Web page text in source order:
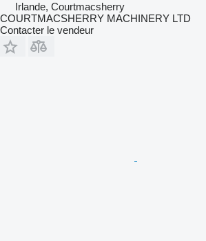
Irlande, Courtmacsherry
COURTMACSHERRY MACHINERY LTD
Contacter le vendeur